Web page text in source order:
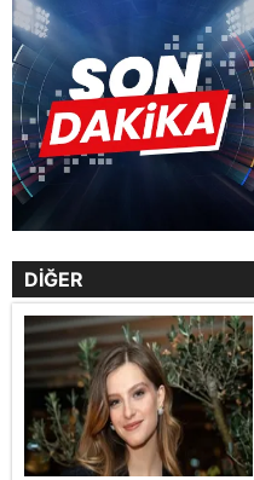
DİĞER